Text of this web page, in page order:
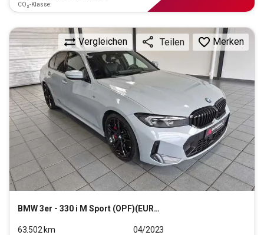
CO₂-Klasse:
BMW3er - 330 i M Sport (OPF)(EURO 6d)
Vergleichen Teilen Merken
63.502 km
04/2023